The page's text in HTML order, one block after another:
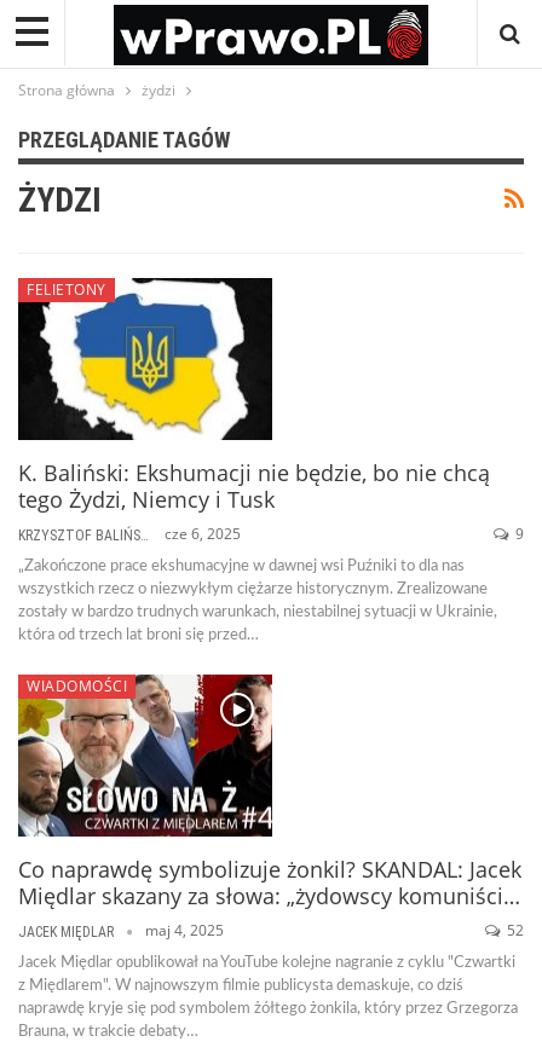
Strona główna żydzi
PRZEGLĄDANIE TAGÓW
ŻYDZI
FELIETONY
K. Baliński: Ekshumacji nie będzie, bo nie chcą
tego Żydzi, Niemcy i Tusk
cze 6, 2025 9
„Zakończone prace ekshumacyjne w dawnej wsi Puźniki to dla nas
wszystkich rzecz o niezwykłym ciężarze historycznym. Zrealizowane
zostały w bardzo trudnych warunkach, niestabilnej sytuacji w Ukrainie,
która od trzech lat broni się przed…
WIADOMOŚCI
Co naprawdę symbolizuje żonkil? SKANDAL: Jacek
Międlar skazany za słowa: „żydowscy komuniści…
JACEK MIĘDLAR maj 4, 2025 52
Jacek Międlar opublikował na YouTube kolejne nagranie z cyklu "Czwartki
z Międlarem". W najnowszym filmie publicysta demaskuje, co dziś
naprawdę kryje się pod symbolem żółtego żonkila, który przez Grzegorza
Brauna, w trakcie debaty…